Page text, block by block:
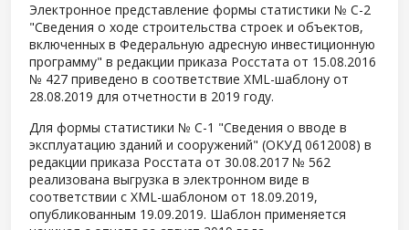
Электронное представление формы статистики № С-2
"Сведения о ходе строительства строек и объектов,
включенных в Федеральную адресную инвестиционную
программу" в редакции приказа Росстата от 15.08.2016
№ 427 приведено в соответствие XML-шаблону от
28.08.2019 для отчетности в 2019 году.
Для формы статистики № С-1 "Сведения о вводе в
эксплуатацию зданий и сооружений" (ОКУД 0612008) в
редакции приказа Росстата от 30.08.2017 № 562
реализована выгрузка в электронном виде в
соответствии с XML-шаблоном от 18.09.2019,
опубликованным 19.09.2019. Шаблон применяется